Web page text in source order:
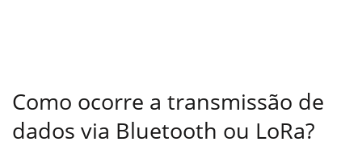
Como ocorre a transmissão de
dados via Bluetooth ou LoRa?